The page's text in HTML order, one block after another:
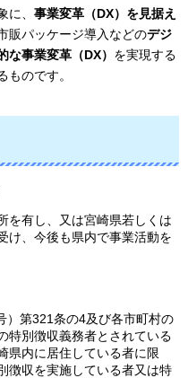
に、 事業変革（DX）を見据え
販パッケージ導入などのデジ
な事業変革（DX） を実現する
ものです。
を有し、又は宮崎県若しくは
け、今後も県内で事業活動を
）第321条の4及び各市町村の
特別徴収義務者とされている
県内に居住している者に限
徴収を実施している者又は特